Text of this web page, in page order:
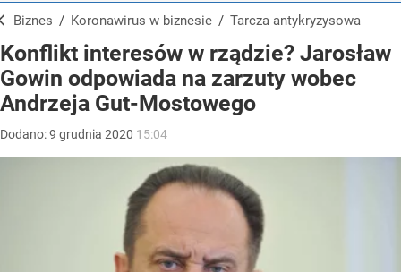
Biznes / Koronawirus w biznesie / Tarcza antykryzysowa
Konflikt interesów w rządzie? Jarosław
Gowin odpowiada na zarzuty wobec
Andrzeja Gut-Mostowego
Dodano:9 grudnia 2020 15:04